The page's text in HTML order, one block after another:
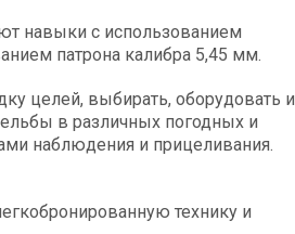
навыки с использованием
патрона калибра 5,45 мм.
целей, выбирать, оборудовать и
в различных погодных и
наблюдения и прицеливания.
технику и